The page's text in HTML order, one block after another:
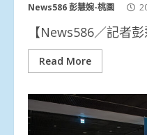
News586 彭慧婉-桃園
【News586／記者
Read More